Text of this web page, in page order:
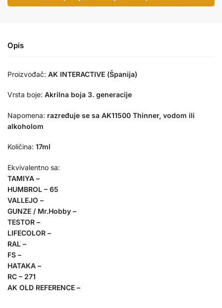
Opis
Proizvođač: AK INTERACTIVE (Španija)
Vrsta boje: Akrilna boja 3. generacije
Napomena: razređuje se sa AK11500 Thinner, vodom ili
alkoholom
Količina: 17ml
Ekvivalentno sa:
TAMIYA –
HUMBROL – 65
VALLEJO –
GUNZE / Mr.Hobby –
TESTOR –
LIFECOLOR –
RAL –
FS –
HATAKA –
RC – 271
AK OLD REFERENCE –